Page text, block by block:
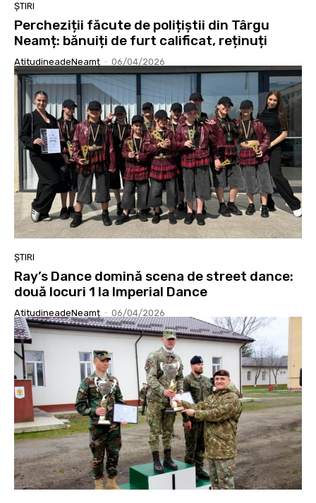
ȘTIRI
Percheziții făcute de polițiștii din Târgu
Neamț: bănuiți de furt calificat, reținuți
AtitudineadeNeamț - 06/04/2026
ȘTIRI
Ray’s Dance domină scena de street dance:
două locuri 1 la Imperial Dance
AtitudineadeNeamț - 06/04/2026